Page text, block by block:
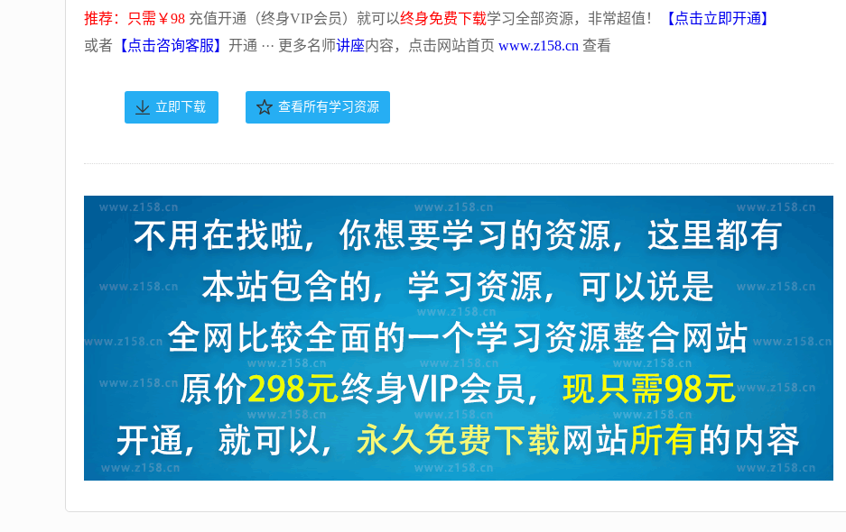
推荐：只需￥98 充值开通（终身VIP会员）就可以终身免费下载学习全部资源，非常超值！
【点击立即开通】
或者 【点击咨询客服】 开通 ··· 更多名师讲座内容，点击网站首页 www.z158.cn 查看
立即下载 查看所有学习资源